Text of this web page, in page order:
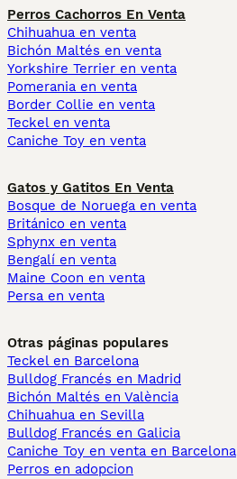
Perros Cachorros En Venta
Chihuahua en venta
Bichón Maltés en venta
Yorkshire Terrier en venta
Pomerania en venta
Border Collie en venta
Teckel en venta
Caniche Toy en venta
Gatos y Gatitos En Venta
Bosque de Noruega en venta
Británico en venta
Sphynx en venta
Bengalí en venta
Maine Coon en venta
Persa en venta
Otras páginas populares
Teckel en Barcelona
Bulldog Francés en Madrid
Bichón Maltés en València
Chihuahua en Sevilla
Bulldog Francés en Galicia
Caniche Toy en venta en Barcelona
Perros en adopcion